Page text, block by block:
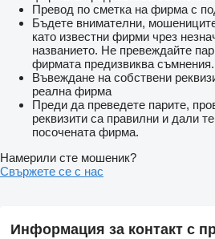
Превод по сметка на фирма с
Бъдете внимателни,
като известни фирми чрез
названието. Не превеждайте
фирмата предизвиква съмнения.
Въвеждане на собствени
реална фирма
Преди да преведете парите,
реквизити са правилни и дали
посочената фирма.
Намерили сте мошеник?
Свържете се с нас
Информация за контакт с